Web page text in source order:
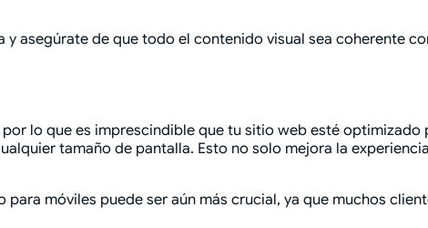
asegúrate de que todo el contenido visual sea coherente
lo que es imprescindible que tu sitio web esté
tamaño de pantalla. Esto no solo mejora la
móviles puede ser aún más crucial, ya que muchos